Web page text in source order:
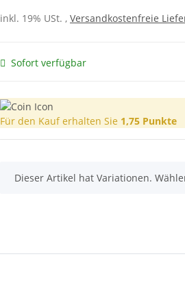
inkl. 19% USt. , Versandkostenfreie
Sofort verfügbar
Für den Kauf erhalten Sie 1,75 Punkte
x
Dieser Artikel hat Variationen.